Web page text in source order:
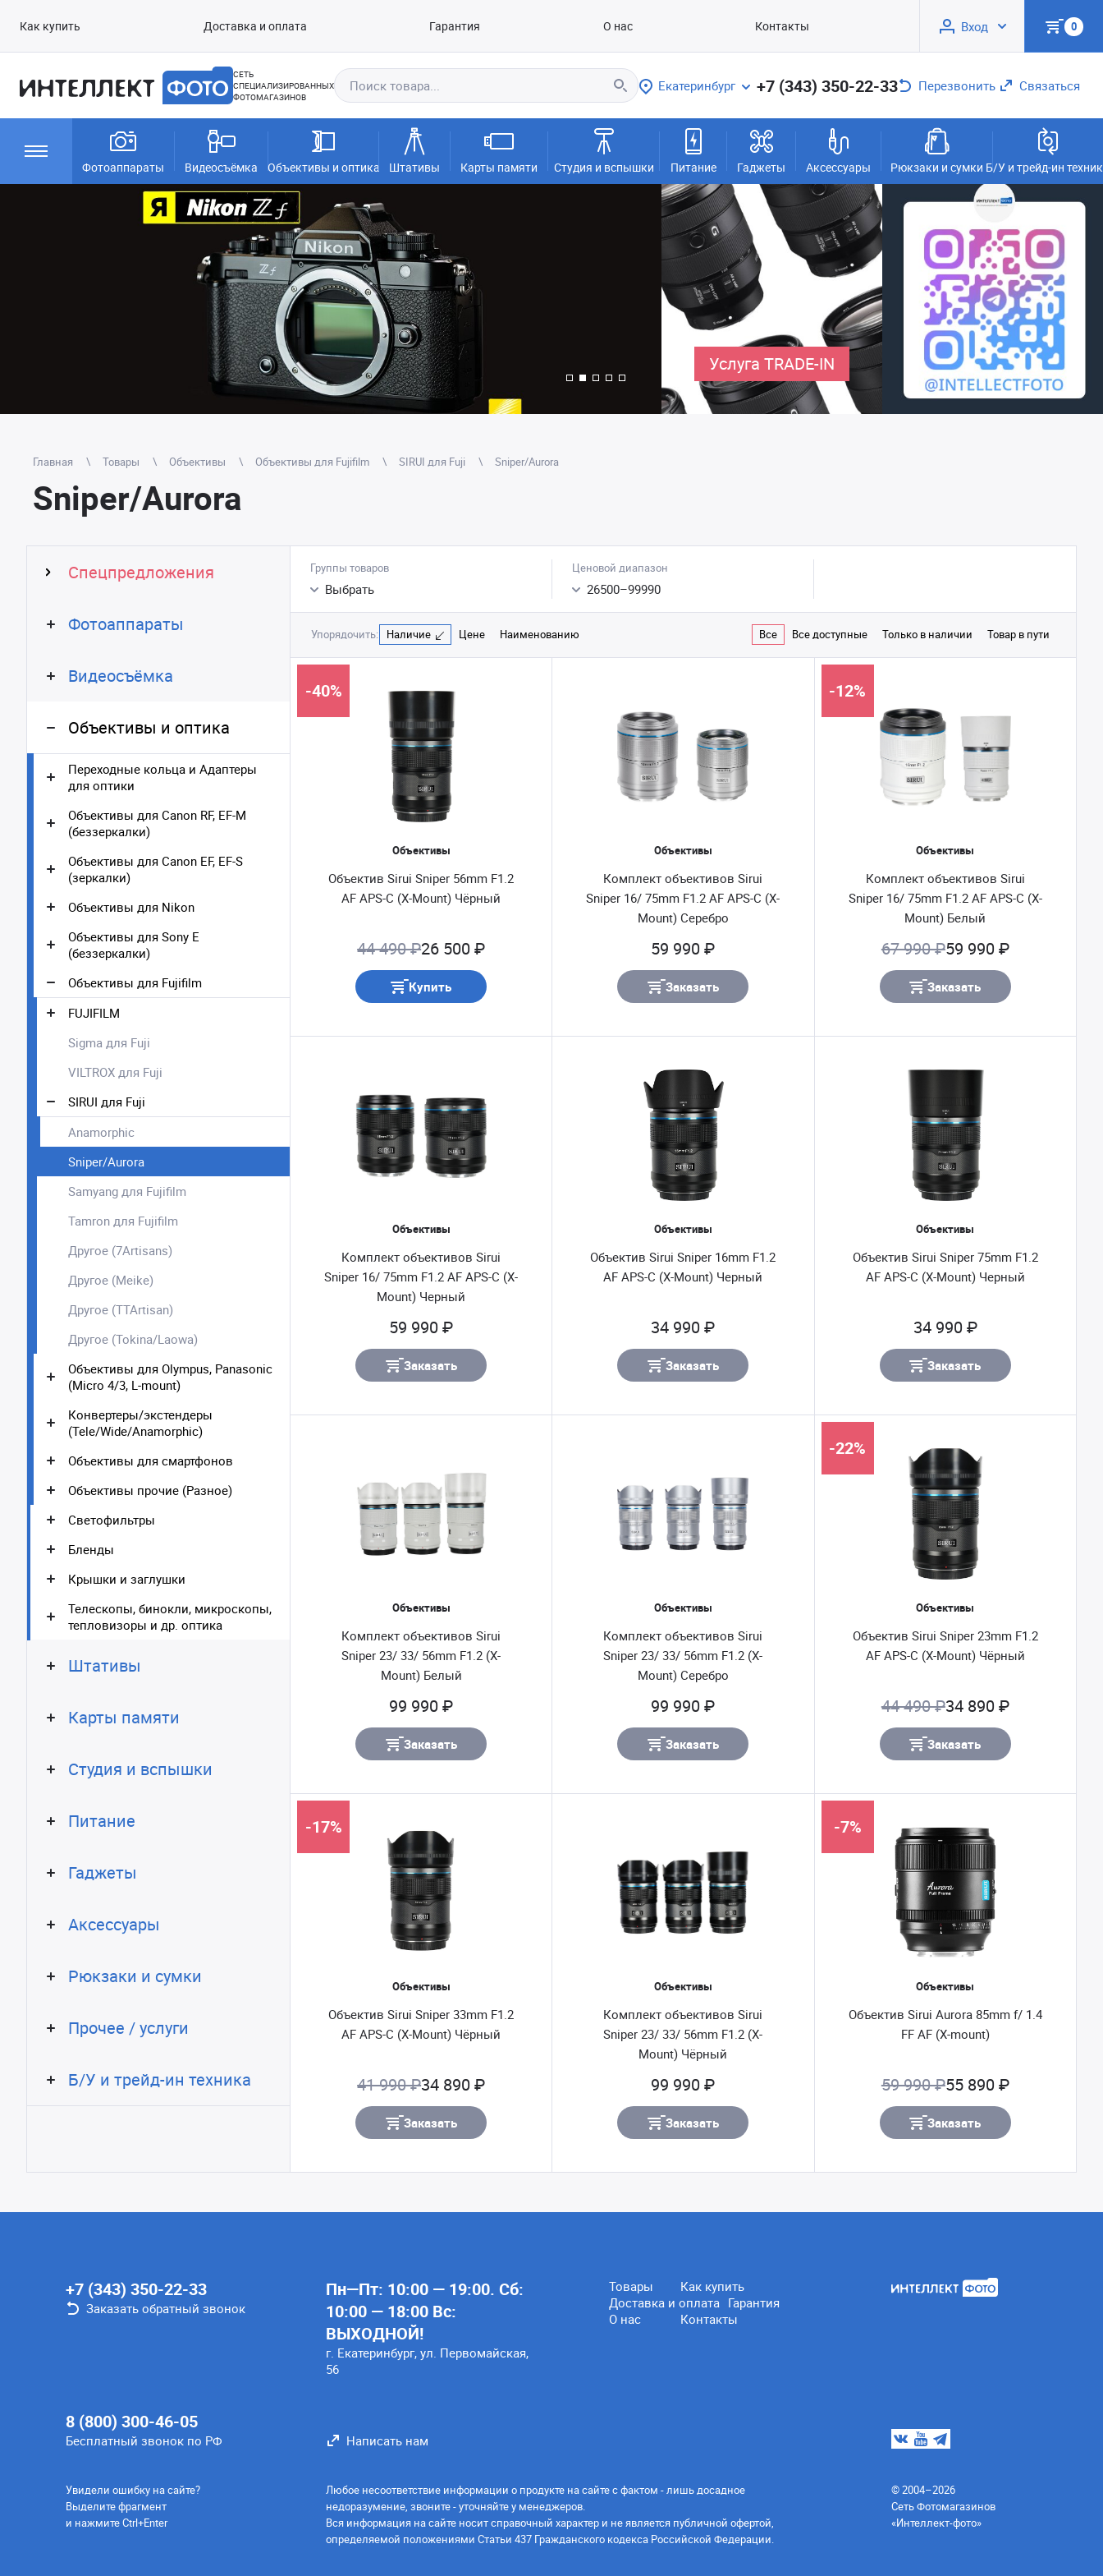
Как купить Доставка и оплата Гарантия О нас Контакты Вход 0
СЕТЬ
СПЕЦИАЛИЗИРОВАННЫХ
ФОТОМАГАЗИНОВ
Екатеринбург +7 (343) 350-22-33 Перезвонить Связаться
Фотоаппараты Видеосъёмка Объективы и оптика Штативы Карты памяти Студия и вспышки Питание Гаджеты Аксессуары Рюкзаки и сумки Б/У и трейд-ин
Услуга TRADE-IN
Главная Товары Объективы Объективы для Fujifilm SIRUI для Fuji Sniper/Aurora
Sniper/Aurora
Спецпредложения
Фотоаппараты
Видеосъёмка
Объективы и оптика
Переходные кольца и Адаптеры
для оптики
Объективы для Canon RF, EF-M
(беззеркалки)
Объективы для Canon EF, EF-S
(зеркалки)
Объективы для Nikon
Объективы для Sony E
(беззеркалки)
Объективы для Fujifilm
FUJIFILM
Sigma для Fuji
VILTROX для Fuji
SIRUI для Fuji
Anamorphic
Sniper/Aurora
Samyang для Fujifilm
Tamron для Fujifilm
Другое (7Artisans)
Другое (Meike)
Другое (TTArtisan)
Другое (Tokina/Laowa)
Объективы для Olympus, Panasonic
(Micro 4/3, L-mount)
Конвертеры/экстендеры
(Tele/Wide/Anamorphic)
Объективы для смартфонов
Объективы прочие (Разное)
Светофильтры
Бленды
Крышки и заглушки
Телескопы, бинокли, микроскопы,
тепловизоры и др. оптика
Штативы
Карты памяти
Студия и вспышки
Питание
Гаджеты
Аксессуары
Рюкзаки и сумки
Прочее / услуги
Б/У и трейд-ин техника
Группы товаров
Выбрать
Ценовой диапазон
26500–99990
Упорядочить: Наличие Цене Наименованию Все Все доступные Только в наличии Товар в пути
Объективы
Объектив Sirui Sniper 56mm F1.2
AF APS-C (X-Mount) Чёрный
-40%
44 490 ₽26 500 ₽
Купить
Объективы
Комплект объективов Sirui
Sniper 16/ 75mm F1.2 AF APS-C (X-
Mount) Серебро
59 990 ₽
Заказать
Объективы
Комплект объективов Sirui
Sniper 16/ 75mm F1.2 AF APS-C (X-
Mount) Белый
-12%
67 990 ₽59 990 ₽
Заказать
Объективы
Комплект объективов Sirui
Sniper 16/ 75mm F1.2 AF APS-C (X-
Mount) Черный
59 990 ₽
Заказать
Объективы
Объектив Sirui Sniper 16mm F1.2
AF APS-C (X-Mount) Черный
34 990 ₽
Заказать
Объективы
Объектив Sirui Sniper 75mm F1.2
AF APS-C (X-Mount) Черный
34 990 ₽
Заказать
Объективы
Комплект объективов Sirui
Sniper 23/ 33/ 56mm F1.2 (X-
Mount) Белый
99 990 ₽
Заказать
Объективы
Комплект объективов Sirui
Sniper 23/ 33/ 56mm F1.2 (X-
Mount) Серебро
99 990 ₽
Заказать
Объективы
Объектив Sirui Sniper 23mm F1.2
AF APS-C (X-Mount) Чёрный
-22%
44 490 ₽34 890 ₽
Заказать
Объективы
Объектив Sirui Sniper 33mm F1.2
AF APS-C (X-Mount) Чёрный
-17%
41 990 ₽34 890 ₽
Заказать
Объективы
Комплект объективов Sirui
Sniper 23/ 33/ 56mm F1.2 (X-
Mount) Чёрный
99 990 ₽
Заказать
Объективы
Объектив Sirui Aurora 85mm f/ 1.4
FF AF (X-mount)
-7%
59 990 ₽55 890 ₽
Заказать
+7 (343) 350-22-33
Заказать обратный звонок
8 (800) 300-46-05
Бесплатный звонок по РФ
Пн—Пт: 10:00 — 19:00. Сб:
10:00 — 18:00 Вс:
ВЫХОДНОЙ!
г. Екатеринбург, ул. Первомайская,
56
Товары
Как купить
Доставка и оплата Гарантия
О нас
Контакты
Написать нам
Увидели ошибку на сайте?
Выделите фрагмент
и нажмите Ctrl+Enter
Любое несоответствие информации о продукте на сайте с фактом - лишь досадное
недоразумение, звоните - уточняйте у менеджеров.
Вся информация на сайте носит справочный характер и не является публичной офертой,
определяемой положениями Статьи 437 Гражданского кодекса Российской Федерации.
© 2004–2026
Сеть Фотомагазинов
«Интеллект-фото»